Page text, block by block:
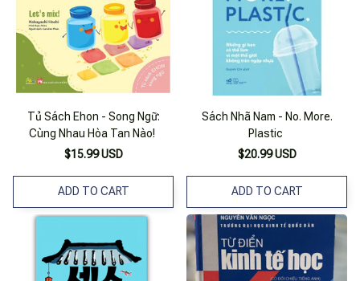
Tủ Sách Ehon - Song Ngữ:
Cùng Nhau Hòa Tan Nào!
$15.99 USD
ADD TO CART
Sách Nhã Nam - No. More.
Plastic
$20.99 USD
ADD TO CART